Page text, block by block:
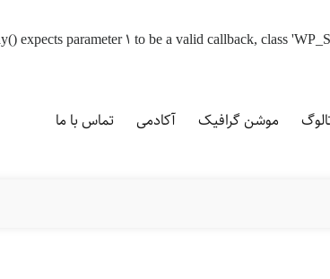
expects parameter 1 to be a valid callback, class
موشن گرافیک آکادمی تماس با ما